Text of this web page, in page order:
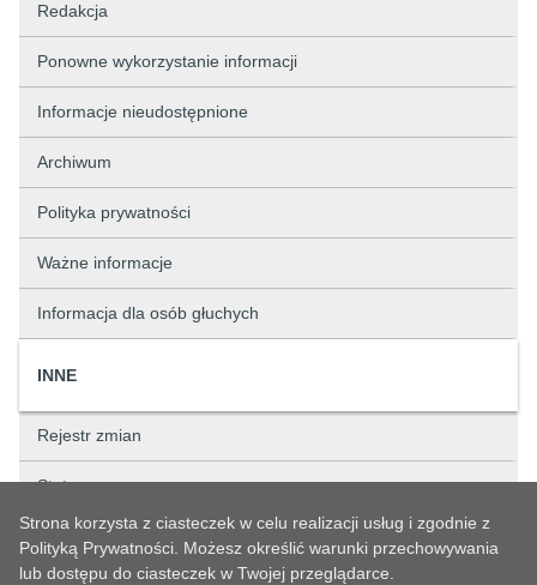
Redakcja
Ponowne wykorzystanie informacji
Informacje nieudostępnione
Archiwum
Polityka prywatności
Ważne informacje
Informacja dla osób głuchych
INNE
Rejestr zmian
Status sprawy
Strona korzysta z ciasteczek w celu realizacji usług i zgodnie z
Polityką Prywatności. Możesz określić warunki przechowywania
lub dostępu do ciasteczek w Twojej przeglądarce.